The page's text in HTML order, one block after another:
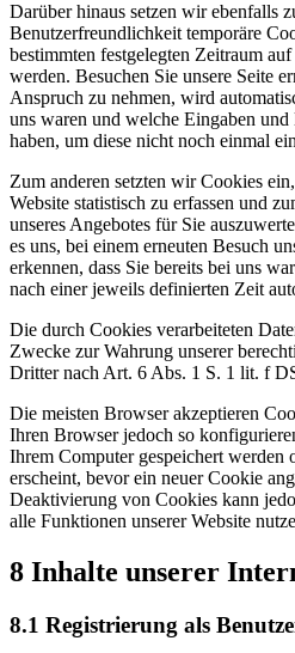
Darüber hinaus setzen wir ebenfalls
Benutzerfreundlichkeit temporäre
bestimmten festgelegten Zeitraum
werden. Besuchen Sie unsere Seite
Anspruch zu nehmen, wird
uns waren und welche Eingaben
haben, um diese nicht noch einmal
Zum anderen setzten wir Cookies
Website statistisch zu erfassen und
unseres Angebotes für Sie
es uns, bei einem erneuten Besuch
erkennen, dass Sie bereits bei uns
nach einer jeweils definierten Zeit
Die durch Cookies verarbeiteten
Zwecke zur Wahrung unserer
Dritter nach Art. 6 Abs. 1 S. 1 lit. f
Die meisten Browser akzeptieren
Ihren Browser jedoch so
Ihrem Computer gespeichert werden
erscheint, bevor ein neuer Cookie
Deaktivierung von Cookies kann
alle Funktionen unserer Website
8 Inhalte unserer
8.1 Registrierung als